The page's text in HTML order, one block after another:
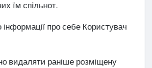
їм спільнот.
інформації про себе Користувач
видаляти раніше розміщену